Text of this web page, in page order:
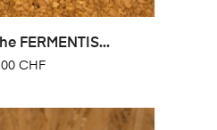
FERMENTIS...
CHF